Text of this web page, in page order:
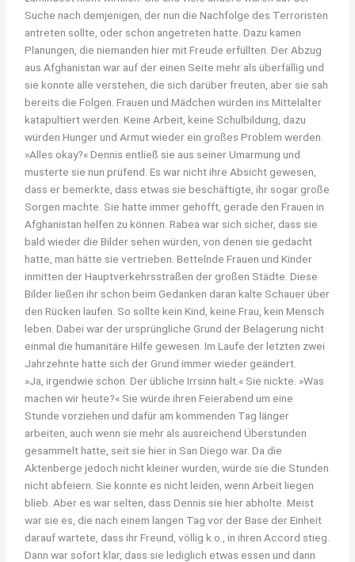
Suche nach demjenigen, der nun die Nachfolge des Terroristen
antreten sollte, oder schon angetreten hatte. Dazu kamen
Planungen, die niemanden hier mit Freude erfüllten. Der Abzug
aus Afghanistan war auf der einen Seite mehr als überfällig und
sie konnte alle verstehen, die sich darüber freuten, aber sie sah
bereits die Folgen. Frauen und Mädchen würden ins Mittelalter
katapultiert werden. Keine Arbeit, keine Schulbildung, dazu
würden Hunger und Armut wieder ein großes Problem werden.
»Alles okay?« Dennis entließ sie aus seiner Umarmung und
musterte sie nun prüfend. Es war nicht ihre Absicht gewesen,
dass er bemerkte, dass etwas sie beschäftigte, ihr sogar große
Sorgen machte. Sie hatte immer gehofft, gerade den Frauen in
Afghanistan helfen zu können. Rabea war sich sicher, dass sie
bald wieder die Bilder sehen würden, von denen sie gedacht
hatte, man hätte sie vertrieben. Bettelnde Frauen und Kinder
inmitten der Hauptverkehrsstraßen der großen Städte. Diese
Bilder ließen ihr schon beim Gedanken daran kalte Schauer über
den Rücken laufen. So sollte kein Kind, keine Frau, kein Mensch
leben. Dabei war der ursprüngliche Grund der Belagerung nicht
einmal die humanitäre Hilfe gewesen. Im Laufe der letzten zwei
Jahrzehnte hatte sich der Grund immer wieder geändert.
»Ja, irgendwie schon. Der übliche Irrsinn halt.« Sie nickte. »Was
machen wir heute?« Sie würde ihren Feierabend um eine
Stunde vorziehen und dafür am kommenden Tag länger
arbeiten, auch wenn sie mehr als ausreichend Überstunden
gesammelt hatte, seit sie hier in San Diego war. Da die
Aktenberge jedoch nicht kleiner wurden, würde sie die Stunden
nicht abfeiern. Sie konnte es nicht leiden, wenn Arbeit liegen
blieb. Aber es war selten, dass Dennis sie hier abholte. Meist
war sie es, die nach einem langen Tag vor der Base der Einheit
darauf wartete, dass ihr Freund, völlig k.o., in ihren Accord stieg.
Dann war sofort klar, dass sie lediglich etwas essen und dann